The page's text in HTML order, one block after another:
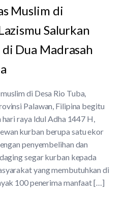
Muslim di
Salurkan
Dua Madrasah
di Desa Rio Tuba,
Palawan, Filipina begitu
hari raya Idul Adha 1447 H,
kurban berupa satu ekor
penyembelihan dan
segar kurban kepada
yang membutuhkan di
100 penerima manfaat […]